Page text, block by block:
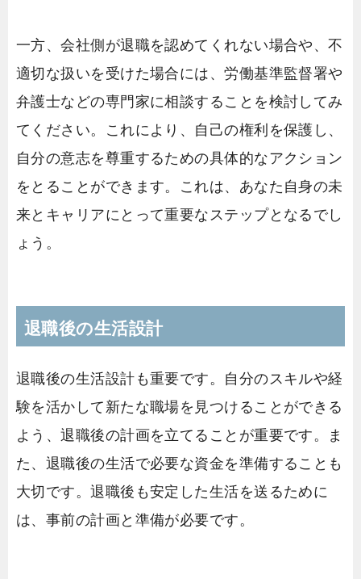
一方、会社側が退職を認めてくれない場合や、不
適切な扱いを受けた場合には、労働基準監督署や
弁護士などの専門家に相談することを検討してみ
てください。これにより、自己の権利を保護し、
自分の意志を尊重するための具体的なアクション
をとることができます。これは、あなた自身の未
来とキャリアにとって重要なステップとなるでし
ょう。
退職後の生活設計
退職後の生活設計も重要です。自分のスキルや経
験を活かして新たな職場を見つけることができる
よう、退職後の計画を立てることが重要です。ま
た、退職後の生活で必要な資金を準備することも
大切です。退職後も安定した生活を送るために
は、事前の計画と準備が必要です。